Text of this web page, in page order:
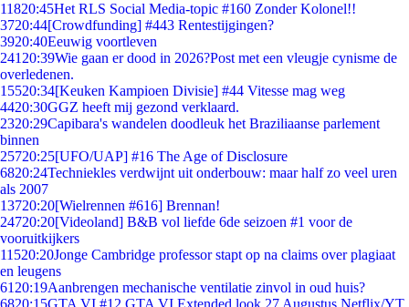
11820:45Het RLS Social Media-topic #160 Zonder Kolonel!!
3720:44[Crowdfunding] #443 Rentestijgingen?
3920:40Eeuwig voortleven
241 20:39Wie gaan er dood in 2026?Post met een vleugje cynisme de
overledenen.
15520:34[Keuken Kampioen Divisie] #44 Vitesse mag weg
4420:30GGZ heeft mij gezond verklaard.
2320:29Capibara's wandelen doodleuk het Braziliaanse parlement
binnen
25720:25[UFO/UAP] #16 The Age of Disclosure
6820:24Techniekles verdwijnt uit onderbouw: maar half zo veel uren
als 2007
13720:20[Wielrennen #616] Brennan!
24720:20[Videoland] B&B vol liefde 6de seizoen #1 voor de
vooruitkijkers
11520:20Jonge Cambridge professor stapt op na claims over plagiaat
en leugens
61 20:19Aanbrengen mechanische ventilatie zinvol in oud huis?
6820:15GTA VI #12 GTA VI Extended look 27 Augustus Netflix/YT